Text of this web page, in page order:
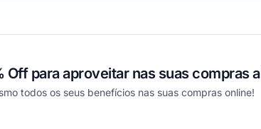
Off para aproveitar nas suas compras
todos os seus benefícios nas suas compras online!